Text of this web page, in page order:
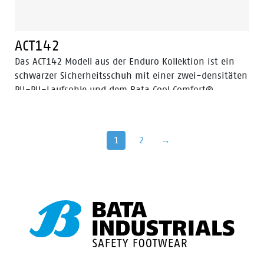
ACT142
Das ACT142 Modell aus der Enduro Kollektion ist ein
schwarzer Sicherheitsschuh mit einer zwei-densitäten
PU-PU-Laufsohle und dem Bata Cool Comfort®
Das ACT142 Modell ist ein Schuh in der
Sicherheitskategorie S3 mit durchtrittssicherer Einlage
1 2 →